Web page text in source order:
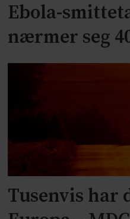
Ebola-
nærmer seg
Tusenvis har